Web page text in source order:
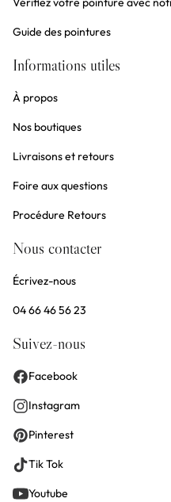
Guide des pointures
Informations utiles
À propos
Nos boutiques
Livraisons et retours
Foire aux questions
Procédure Retours
Nous contacter
Écrivez-nous
04 66 46 56 23
Suivez-nous
Facebook
Instagram
Pinterest
Tik Tok
Youtube